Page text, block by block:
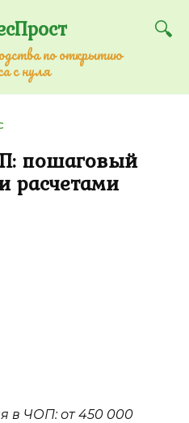
по открытию
с нуля
пошаговый
расчетами
в ЧОП: от 450 000